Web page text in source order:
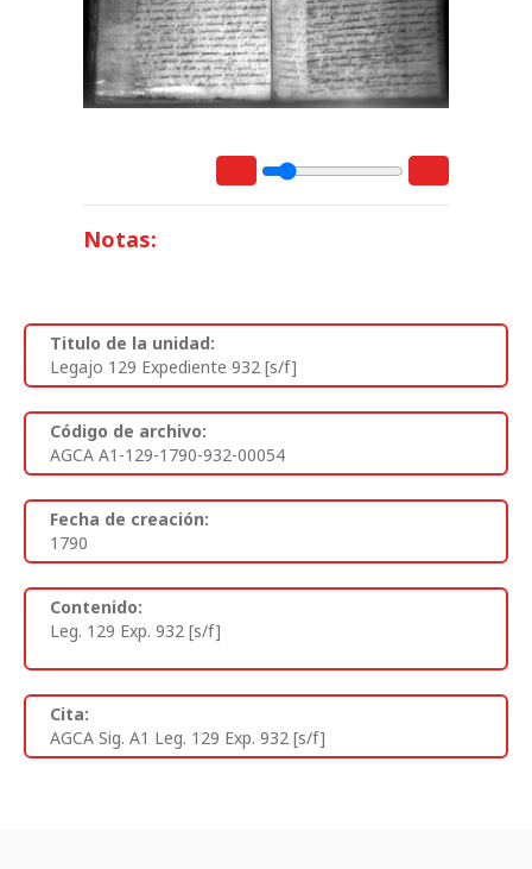
Notas:
Titulo de la unidad:
Legajo 129 Expediente 932 [s/f]
Código de archivo:
AGCA A1-129-1790-932-00054
Fecha de creación:
1790
Contenido:
Leg. 129 Exp. 932 [s/f]
Cita:
AGCA Sig. A1 Leg. 129 Exp. 932 [s/f]